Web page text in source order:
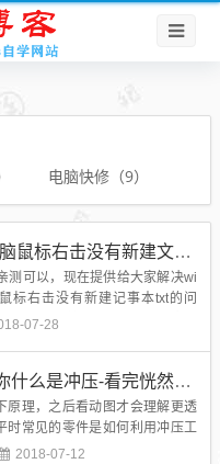
电脑快修（9）
win7/win10电脑鼠标右击没有新建文本文档txt如何解决？
测可以，现在提供给大家解决wi
标右击没有新建记事本txt的问
，运行，输入cmd，进入到命令
07-28
经典实例告诉你什么是冲压-看完恍然大悟！
原理，之后看动图才会理解更透
时常见的零件是如何利用冲压工
是冲压？冲压是靠压力机和模具
2018-07-12